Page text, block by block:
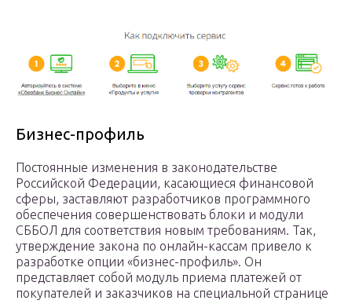
Бизнес-профиль
Постоянные изменения в законодательстве
Российской Федерации, касающиеся финансовой
сферы, заставляют разработчиков программного
обеспечения совершенствовать блоки и модули
СББОЛ для соответствия новым требованиям. Так,
утверждение закона по онлайн-кассам привело к
разработке опции «бизнес-профиль». Он
представляет собой модуль приема платежей от
покупателей и заказчиков на специальной странице